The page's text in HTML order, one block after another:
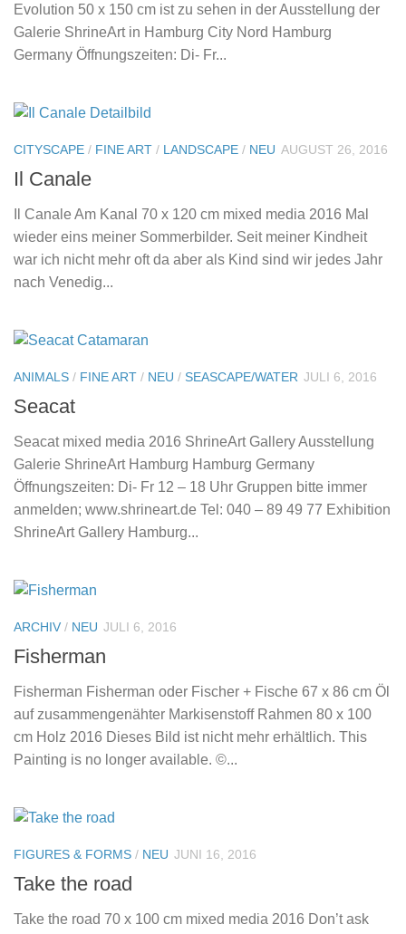
Evolution 50 x 150 cm ist zu sehen in der Ausstellung der
Galerie ShrineArt in Hamburg City Nord Hamburg
Germany Öffnungszeiten: Di- Fr...
CITYSCAPE / FINE ART / LANDSCAPE / NEU AUGUST 26, 2016
Il Canale
Il Canale Am Kanal 70 x 120 cm mixed media 2016 Mal
wieder eins meiner Sommerbilder. Seit meiner Kindheit
war ich nicht mehr oft da aber als Kind sind wir jedes Jahr
nach Venedig...
ANIMALS / FINE ART / NEU / SEASCAPE/WATER JULI 6, 2016
Seacat
Seacat mixed media 2016 ShrineArt Gallery Ausstellung
Galerie ShrineArt Hamburg Hamburg Germany
Öffnungszeiten: Di- Fr 12 – 18 Uhr Gruppen bitte immer
anmelden; www.shrineart.de Tel: 040 – 89 49 77 Exhibition
ShrineArt Gallery Hamburg...
ARCHIV / NEU JULI 6, 2016
Fisherman
Fisherman Fisherman oder Fischer + Fische 67 x 86 cm Öl
auf zusammengenähter Markisenstoff Rahmen 80 x 100
cm Holz 2016 Dieses Bild ist nicht mehr erhältlich. This
Painting is no longer available. ©...
FIGURES & FORMS / NEU JUNI 16, 2016
Take the road
Take the road 70 x 100 cm mixed media 2016 Don’t ask